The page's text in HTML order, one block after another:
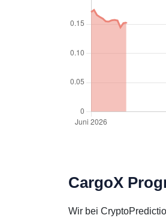
CargoX
Wir bei